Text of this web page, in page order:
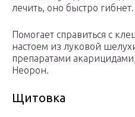
лечить, оно быстро гибнет.
Помогает справиться с
настоем из луковой
препаратами
Неорон.
Щитовка